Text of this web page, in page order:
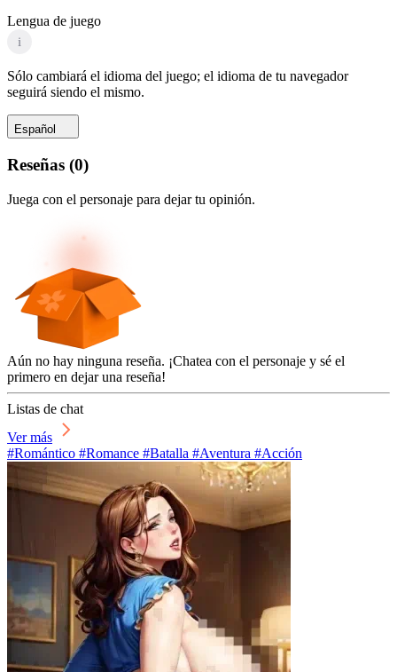
Lengua de juego
i
Sólo cambiará el idioma del juego; el idioma de tu navegador
seguirá siendo el mismo.
Español
Reseñas (0)
Juega con el personaje para dejar tu opinión.
Aún no hay ninguna reseña. ¡Chatea con el personaje y sé el
primero en dejar una reseña!
Listas de chat
Ver más
#Romántico #Romance #Batalla #Aventura #Acción